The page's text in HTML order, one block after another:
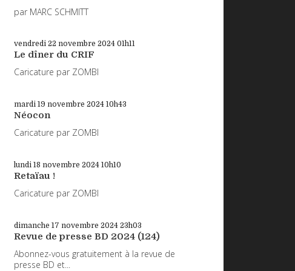
par MARC SCHMITT
vendredi 22 novembre 2024 01h11
Le dîner du CRIF
Caricature par ZOMBI
mardi 19 novembre 2024 10h43
Néocon
Caricature par ZOMBI
lundi 18 novembre 2024 10h10
Retaïau !
Caricature par ZOMBI
dimanche 17 novembre 2024 23h03
Revue de presse BD 2024 (124)
Abonnez-vous gratuitement à la revue de
presse BD et...